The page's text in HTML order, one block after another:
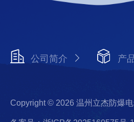
公司简介 产
Copyright © 2026 温州立杰防爆